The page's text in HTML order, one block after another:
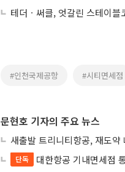
테더ㆍ써클, 엇갈린 스테이블
#인천국제공항 #시티면세점
문현호 기자의 주요 뉴스
새출발 트리니티항공, 재도
단독
대한항공 기내면세점